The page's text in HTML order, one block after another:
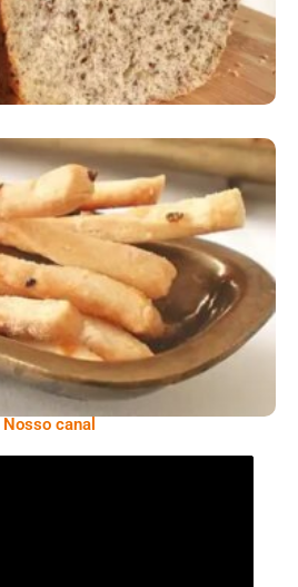
De Cebola E Salsa
Nosso canal